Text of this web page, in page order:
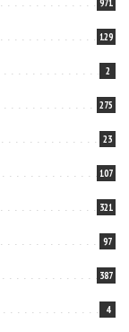
2
275
23
107
321
97
387
4
69
6